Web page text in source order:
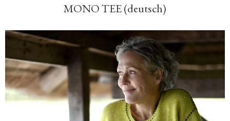
MONO TEE (deutsch)